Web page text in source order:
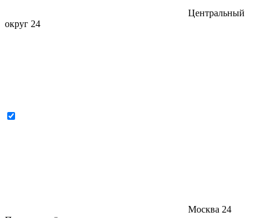
Центральный
округ 24
Москва 24